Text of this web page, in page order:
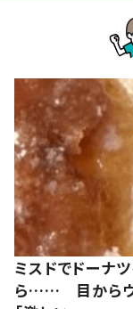
ミスドでドーナ
ら…… 目からウ